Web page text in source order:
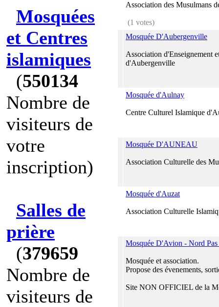
Mosquées
et Centres
islamiques
(550134
Nombre de
visiteurs de
votre
inscription)
Salles de
prière
(379659
Nombre de
visiteurs de
Association des Musulmans
(1 votes)
Mosquée D'Aubergenville
Association d'Enseignement
d'Aubergenville
Mosquée d'Aulnay
Centre Culturel Islamique
Mosquée D'AUNEAU
Association Culturelle des
Mosquée d'Auzat
Association Culturelle
Mosquée D'Avion - Nord
Mosquée et association.
Propose des évenements,
Site NON OFFICIEL de la